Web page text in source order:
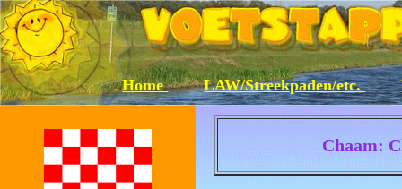
Home LAW/Streekpaden/etc.
Chaam: